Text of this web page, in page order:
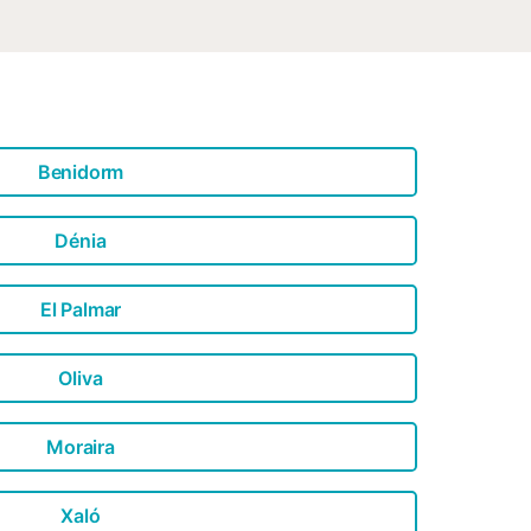
Benidorm
Dénia
El Palmar
Oliva
Moraira
Xaló